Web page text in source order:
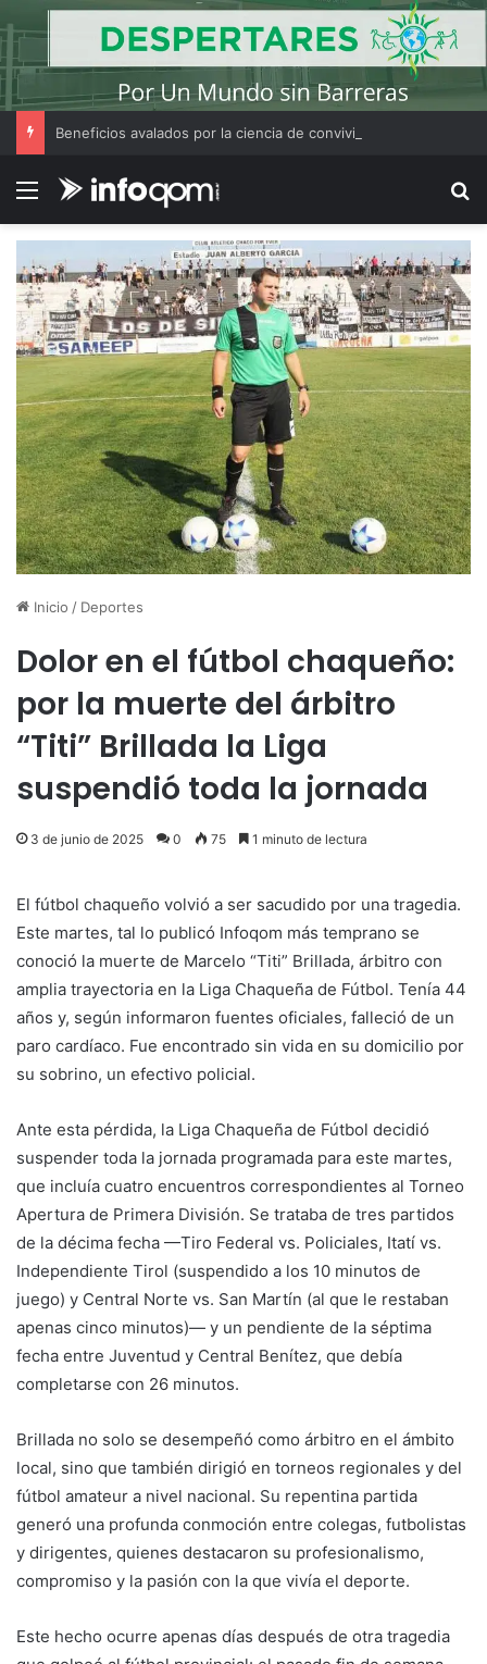
Beneficios avalados por la ciencia de convivir con gatos
Menú
Inicio / Deportes
Dolor en el fútbol chaqueño:
por la muerte del árbitro
“Titi” Brillada la Liga
suspendió toda la jornada
3 de junio de 2025 0 75 1 minuto de lectura
El fútbol chaqueño volvió a ser sacudido por una tragedia.
Este martes, tal lo publicó Infoqom más temprano se
conoció la muerte de Marcelo “Titi” Brillada, árbitro con
amplia trayectoria en la Liga Chaqueña de Fútbol. Tenía 44
años y, según informaron fuentes oficiales, falleció de un
paro cardíaco. Fue encontrado sin vida en su domicilio por
su sobrino, un efectivo policial.
Ante esta pérdida, la Liga Chaqueña de Fútbol decidió
suspender toda la jornada programada para este martes,
que incluía cuatro encuentros correspondientes al Torneo
Apertura de Primera División. Se trataba de tres partidos
de la décima fecha —Tiro Federal vs. Policiales, Itatí vs.
Independiente Tirol (suspendido a los 10 minutos de
juego) y Central Norte vs. San Martín (al que le restaban
apenas cinco minutos)— y un pendiente de la séptima
fecha entre Juventud y Central Benítez, que debía
completarse con 26 minutos.
Brillada no solo se desempeñó como árbitro en el ámbito
local, sino que también dirigió en torneos regionales y del
fútbol amateur a nivel nacional. Su repentina partida
generó una profunda conmoción entre colegas, futbolistas
y dirigentes, quienes destacaron su profesionalismo,
compromiso y la pasión con la que vivía el deporte.
Este hecho ocurre apenas días después de otra tragedia